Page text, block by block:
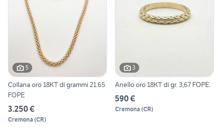
5
Collana oro 18KT di grammi 21.65
FOPE
3.250 €
Cremona (CR)
3
Anello oro 18KT di gr. 3,67 FOPE.
590 €
Cremona (CR)